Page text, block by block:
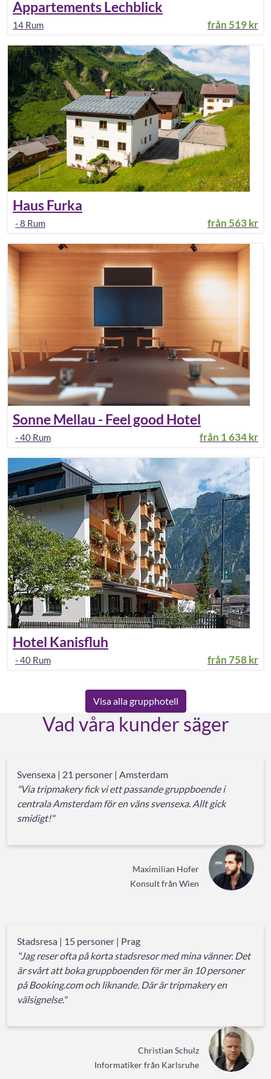
Appartements Lechblick
14 Rum från519 kr
Haus Furka
-8 Rum från563 kr
Sonne Mellau - Feel good Hotel
-40 Rum från 1 634 kr
Hotel Kanisfluh
-40 Rum från758 kr
Visa alla grupphotell
Vad våra kunder säger
Svensexa | 21 personer | Amsterdam
"Via tripmakery fick vi ett passande gruppboende i
centrala Amsterdam för en väns svensexa. Allt gick
smidigt!"
Maximilian Hofer
Konsult från Wien
Stadsresa | 15 personer | Prag
"Jag reser ofta på korta stadsresor med mina vänner. Det
är svårt att boka gruppboenden för mer än 10 personer
på Booking.com och liknande. Där är tripmakery en
välsignelse."
Christian Schulz
Informatiker från Karlsruhe